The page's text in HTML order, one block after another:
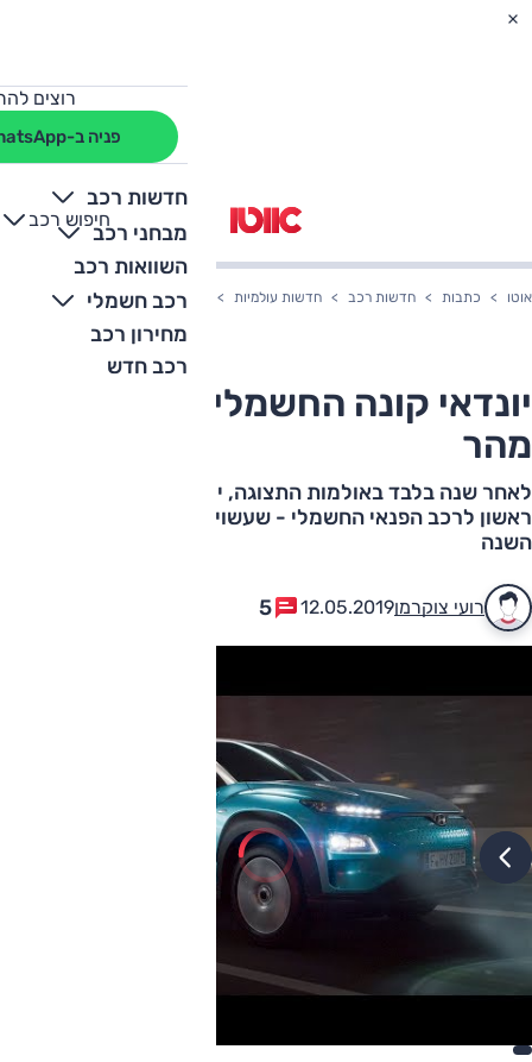
רוצים
פניה ב-WhatsApp
חדשות רכב
מבחני רכב
השוואות רכב
רכב חשמלי
מחירון רכב
רכב חדש
חיפוש רכב
+
-
אוטו כתבות חדשות רכב חדשות עולמיות יונדאי קונה החשמלי מתעדכן מהר
יונדאי קונה החשמלי מתעדכן
מהר
לאחר שנה בלבד באולמות התצוגה, יונדאי מציגה רענון קל
ראשון לרכב הפנאי החשמלי - שעשוי להגיע לישראל עוד
השנה
רועי צוקרמן12.05.2019
5